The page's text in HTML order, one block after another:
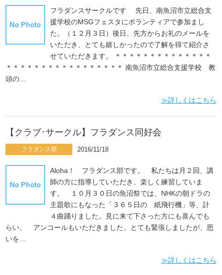
フラダンスサークルです 先日、南魚沼市立総合支
援学校のMSGフェスタにボランティアで参加まし
た。（１２月３日）後日、先方からお礼のメールを
いただき、とても嬉しかったので了解を得て紹介さ
せていただきます。 ＊＊＊＊＊＊＊＊＊＊＊＊＊＊
＊＊＊＊＊＊＊＊＊＊＊＊＊＊＊＊＊ 南魚沼市立総合支援学校 教
頭の…
≫詳しくはこちら
【クラブ･サークル】フラダンス同好会
フラダンス部 2016/11/18
Aloha！ フラダンス部です。 私たちは月２回、講
師の方に指導していただき、楽しく練習していま
す。 １０月３０日の魚沼祭では、NHKの朝ドラの
主題歌にもなった「３６５日の 紙飛行機」等、計
４曲踊りました。見に来て下さった方にも喜んでも
らい、 アンコールもいただきました。とても緊張しましたが、思
いを…
≫詳しくはこちら